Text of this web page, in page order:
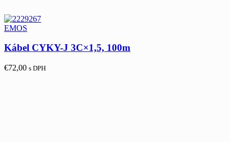
EMOS
Kábel CYKY-J 3C×1,5, 100m
€72,00 s DPH